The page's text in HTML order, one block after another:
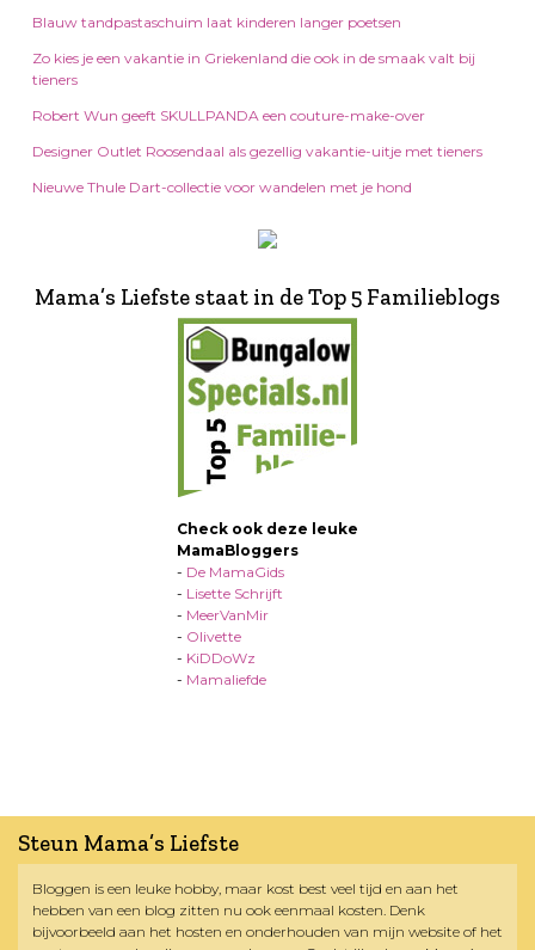
Blauw tandpastaschuim laat kinderen langer poetsen
Zo kies je een vakantie in Griekenland die ook in de smaak valt bij
tieners
Robert Wun geeft SKULLPANDA een couture-make-over
Designer Outlet Roosendaal als gezellig vakantie-uitje met tieners
Nieuwe Thule Dart-collectie voor wandelen met je hond
Mama’s Liefste staat in de Top 5 Familieblogs
Check ook deze leuke
MamaBloggers
- De MamaGids
- Lisette Schrijft
- MeerVanMir
- Olivette
- KiDDoWz
- Mamaliefde
Steun Mama’s Liefste
Bloggen is een leuke hobby, maar kost best veel tijd en aan het
hebben van een blog zitten nu ook eenmaal kosten. Denk
bijvoorbeeld aan het hosten en onderhouden van mijn website of het